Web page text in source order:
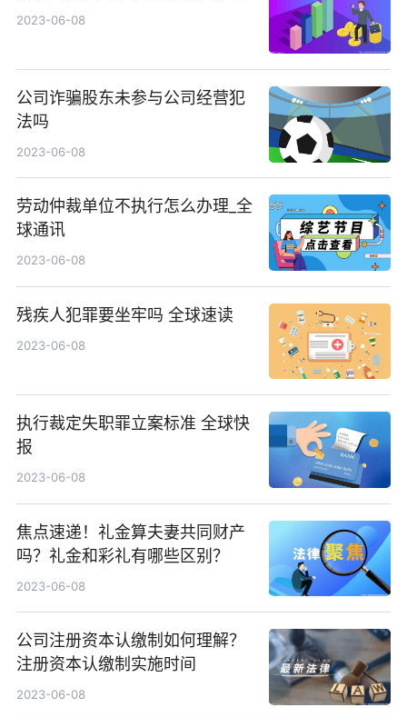
2023-06-08
公司诈骗股东未参与公司经营犯
法吗
2023-06-08
劳动仲裁单位不执行怎么办理_全
球通讯
2023-06-08
残疾人犯罪要坐牢吗 全球速读
2023-06-08
执行裁定失职罪立案标准 全球快
报
2023-06-08
焦点速递！礼金算夫妻共同财产
吗？礼金和彩礼有哪些区别？
2023-06-08
公司注册资本认缴制如何理解？
注册资本认缴制实施时间
2023-06-08